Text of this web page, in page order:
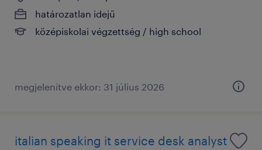
határozatlan idejű
középiskolai végzettség / high school
megjelenítve ekkor: 31 július 2026
italian speaking it service desk analyst